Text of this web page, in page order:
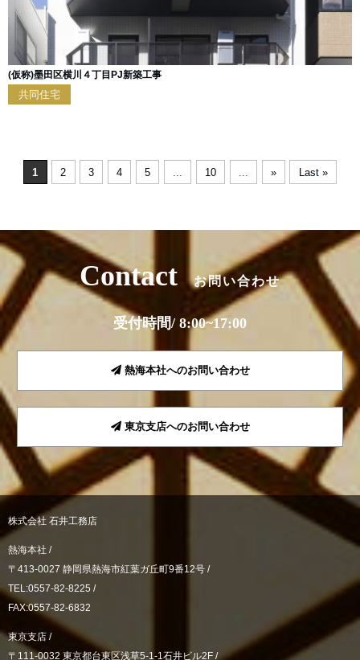
(仮称)墨田区横川４丁目PJ新築工事
共同住宅
1 2 3 4 5 10 » Last »
Contact お問い合わせ
受付時間/ 8:00~17:00
熱海本社へのお問い合わせ
東京支店へのお問い合わせ
株式会社 石井工務店
熱海本社 /
〒413-0027 静岡県熱海市紅葉ガ丘町9番12号 /
TEL:0557-82-8225 /
FAX:0557-82-6832
東京支店 /
〒111-0032 東京都台東区浅草5-1-1石井ビル2F /